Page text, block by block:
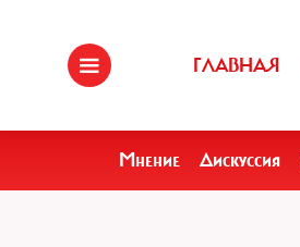
ГЛАВНАЯ
Мнение Дискуссия